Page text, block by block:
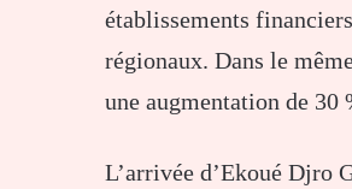
établissements
régionaux. Dans le
une augmentation de 30
L’arrivée d’Ekoué Djro